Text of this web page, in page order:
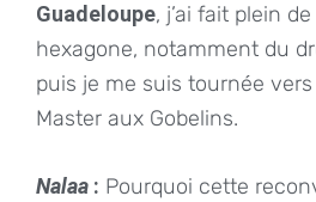
Guadeloupe, j’ai fait plein
hexagone, notamment du
puis je me suis tournée
Master aux Gobelins.
Nalaa : Pourquoi cette